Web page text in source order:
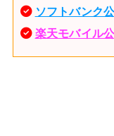
ソフトバンク
楽天モバイル